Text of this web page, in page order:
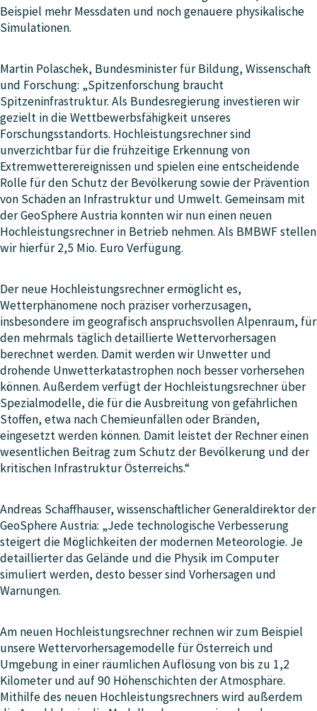
Beispiel mehr Messdaten und noch genauere physikalische
Simulationen.
Martin Polaschek, Bundesminister für Bildung, Wissenschaft
und Forschung: „Spitzenforschung braucht
Spitzeninfrastruktur. Als Bundesregierung investieren wir
gezielt in die Wettbewerbsfähigkeit unseres
Forschungsstandorts. Hochleistungsrechner sind
unverzichtbar für die frühzeitige Erkennung von
Extremwetterereignissen und spielen eine entscheidende
Rolle für den Schutz der Bevölkerung sowie der Prävention
von Schäden an Infrastruktur und Umwelt. Gemeinsam mit
der GeoSphere Austria konnten wir nun einen neuen
Hochleistungsrechner in Betrieb nehmen. Als BMBWF stellen
wir hierfür 2,5 Mio. Euro Verfügung.
Der neue Hochleistungsrechner ermöglicht es,
Wetterphänomene noch präziser vorherzusagen,
insbesondere im geografisch anspruchsvollen Alpenraum, für
den mehrmals täglich detaillierte Wettervorhersagen
berechnet werden. Damit werden wir Unwetter und
drohende Unwetterkatastrophen noch besser vorhersehen
können. Außerdem verfügt der Hochleistungsrechner über
Spezialmodelle, die für die Ausbreitung von gefährlichen
Stoffen, etwa nach Chemieunfällen oder Bränden,
eingesetzt werden können. Damit leistet der Rechner einen
wesentlichen Beitrag zum Schutz der Bevölkerung und der
kritischen Infrastruktur Österreichs.“
Andreas Schaffhauser, wissenschaftlicher Generaldirektor der
GeoSphere Austria: „Jede technologische Verbesserung
steigert die Möglichkeiten der modernen Meteorologie. Je
detaillierter das Gelände und die Physik im Computer
simuliert werden, desto besser sind Vorhersagen und
Warnungen.
Am neuen Hochleistungsrechner rechnen wir zum Beispiel
unsere Wettervorhersagemodelle für Österreich und
Umgebung in einer räumlichen Auflösung von bis zu 1,2
Kilometer und auf 90 Höhenschichten der Atmosphäre.
Mithilfe des neuen Hochleistungsrechners wird außerdem